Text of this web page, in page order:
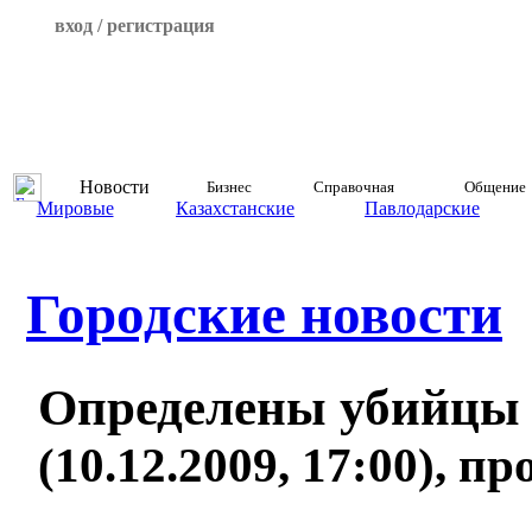
вход / регистрация
Новости Бизнес Справочная Общение
Мировые Казахстанские Павлодарские
Городские новости
Определены убийцы
(10.12.2009, 17:00),